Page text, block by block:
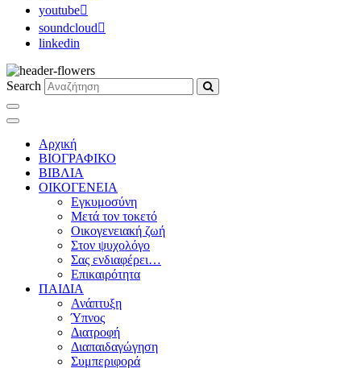
youtube
soundcloud
linkedin
Search
Αρχική
ΒΙΟΓΡΑΦΙΚΟ
ΒΙΒΛΙΑ
ΟΙΚΟΓΕΝΕΙΑ
Εγκυμοσύνη
Μετά τον τοκετό
Οικογενειακή ζωή
Στον ψυχολόγο
Σας ενδιαφέρει…
Επικαιρότητα
ΠΑΙΔΙΑ
Ανάπτυξη
Ύπνος
Διατροφή
Διαπαιδαγώγηση
Συμπεριφορά